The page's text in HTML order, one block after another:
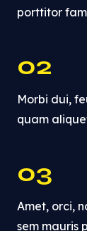
porttitor
02
Morbi dui,
quam
03
Amet, orci,
sem mauris